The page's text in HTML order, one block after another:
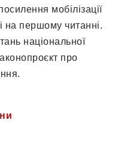
мобілізації
на першому читанні.
національної
про